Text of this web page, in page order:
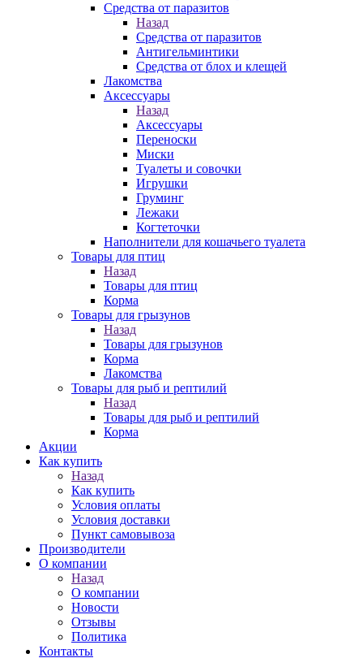
Средства от паразитов
Назад
Средства от паразитов
Антигельминтики
Средства от блох и клещей
Лакомства
Аксессуары
Назад
Аксессуары
Переноски
Миски
Туалеты и совочки
Игрушки
Груминг
Лежаки
Когтеточки
Наполнители для кошачьего туалета
Товары для птиц
Назад
Товары для птиц
Корма
Товары для грызунов
Назад
Товары для грызунов
Корма
Лакомства
Товары для рыб и рептилий
Назад
Товары для рыб и рептилий
Корма
Акции
Как купить
Назад
Как купить
Условия оплаты
Условия доставки
Пункт самовывоза
Производители
О компании
Назад
О компании
Новости
Отзывы
Политика
Контакты